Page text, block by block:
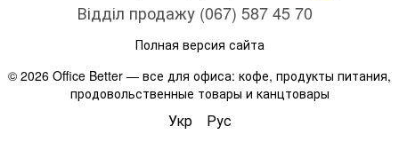
Відділ продажу (067) 587 45 70
Полная версия сайта
© 2026 Office Better — все для офиса: кофе, продукты питания,
продовольственные товары и канцтовары
Укр Рус